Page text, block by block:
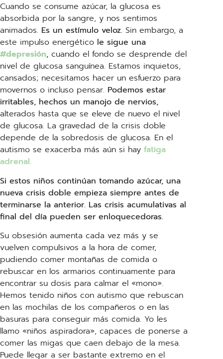
Cuando se consume azúcar, la glucosa es
absorbida por la sangre, y nos sentimos
animados. Es un estímulo veloz. Sin embargo, a
este impulso energético le sigue una
#depresión, cuando el fondo se desprende del
nivel de glucosa sanguínea. Estamos inquietos,
cansados; necesitamos hacer un esfuerzo para
movernos o incluso pensar. Podemos estar
irritables, hechos un manojo de nervios,
alterados hasta que se eleve de nuevo el nivel
de glucosa. La gravedad de la crisis doble
depende de la sobredosis de glucosa. En el
autismo se exacerba más aún si hay fatiga
adrenal.
Si estos niños continúan tomando azúcar, una
nueva crisis doble empieza siempre antes de
terminarse la anterior. Las crisis acumulativas al
final del día pueden ser enloquecedoras.
Su obsesión aumenta cada vez más y se
vuelven compulsivos a la hora de comer,
pudiendo comer montañas de comida o
rebuscar en los armarios continuamente para
encontrar su dosis para calmar el «mono».
Hemos tenido niños con autismo que rebuscan
en las mochilas de los compañeros o en las
basuras para conseguir más comida. Yo les
llamo «niños aspiradora», capaces de ponerse a
comer las migas que caen debajo de la mesa.
Puede llegar a ser bastante extremo en el